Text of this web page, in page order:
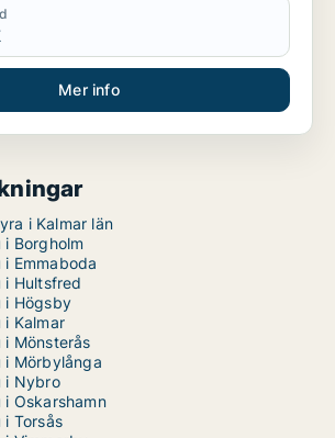
Mer info
i Kalmar län
i Borgholm
Emmaboda
i Hultsfred
i Högsby
i Kalmar
i Mönsterås
i Mörbylånga
i Nybro
i Oskarshamn
i Torsås